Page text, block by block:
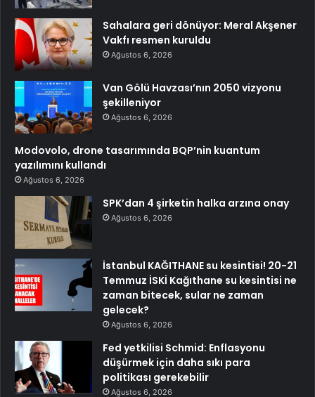
Sahalara geri dönüyor: Meral Akşener
Vakfı resmen kuruldu
Ağustos 6, 2026
Van Gölü Havzası’nın 2050 vizyonu
şekilleniyor
Ağustos 6, 2026
Modovolo, drone tasarımında BQP’nin kuantum
yazılımını kullandı
Ağustos 6, 2026
SPK’dan 4 şirketin halka arzına onay
Ağustos 6, 2026
İstanbul KAĞITHANE su kesintisi! 20-21
Temmuz İSKİ Kağıthane su kesintisi ne
zaman bitecek, sular ne zaman
gelecek?
Ağustos 6, 2026
Fed yetkilisi Schmid: Enflasyonu
düşürmek için daha sıkı para
politikası gerekebilir
Ağustos 6, 2026